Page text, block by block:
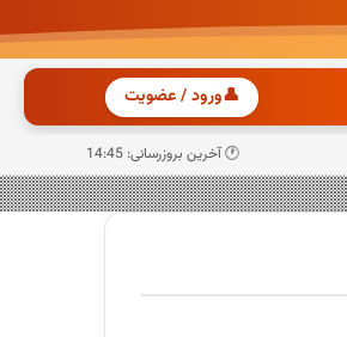
👤ورود / عضویت
🕐 آخرین بروزرسانی: 14:45